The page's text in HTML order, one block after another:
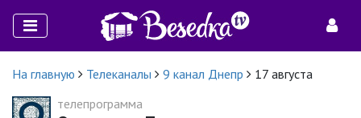
На главную Телеканалы 9 канал Днепр
17 августа
телепрограмма